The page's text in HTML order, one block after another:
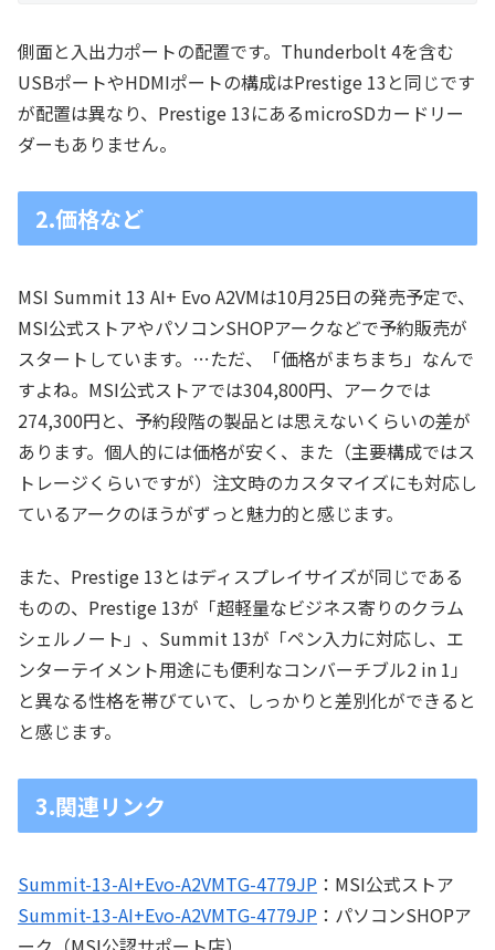
側面と入出力ポートの配置です。Thunderbolt 4を含む
USBポートやHDMIポートの構成はPrestige 13と同じです
が配置は異なり、Prestige 13にあるmicroSDカードリー
ダーもありません。
2.価格など
MSI Summit 13 AI+ Evo A2VMは10月25日の発売予定で、
MSI公式ストアやパソコンSHOPアークなどで予約販売が
スタートしています。…ただ、「価格がまちまち」なんで
すよね。MSI公式ストアでは304,800円、アークでは
274,300円と、予約段階の製品とは思えないくらいの差が
あります。個人的には価格が安く、また（主要構成ではス
トレージくらいですが）注文時のカスタマイズにも対応し
ているアークのほうがずっと魅力的と感じます。
また、Prestige 13とはディスプレイサイズが同じである
ものの、Prestige 13が「超軽量なビジネス寄りのクラム
シェルノート」、Summit 13が「ペン入力に対応し、エ
ンターテイメント用途にも便利なコンバーチブル2 in 1」
と異なる性格を帯びていて、しっかりと差別化ができると
と感じます。
3.関連リンク
Summit-13-AI+Evo-A2VMTG-4779JP ：MSI公式ストア
Summit-13-AI+Evo-A2VMTG-4779JP ：パソコンSHOPア